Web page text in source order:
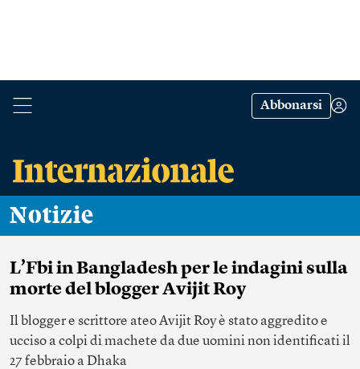
Abbonarsi
Notizie
L’Fbi in Bangladesh per le indagini sulla
morte del blogger Avijit Roy
Il blogger e scrittore ateo Avijit Roy è stato aggredito e
ucciso a colpi di machete da due uomini non identificati il
27 febbraio a Dhaka